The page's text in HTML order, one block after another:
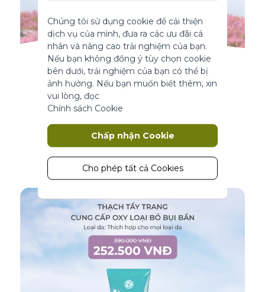
MUA NGAY
thể hoạt động bình thường. Chúng
giúp làm cho một trang web có thể sử
dụng được bằng cách kích hoạt chức
năng cơ bản.
Thông số sản phẩm
Cookie tiếp thị được sử dụng để theo
dõi và thu thập các hành động của
khách truy cập trên trang web. Cookie
lưu trữ dữ liệu người dùng và thông tin
cáo nhắm mục tiêu đến nhiều nhóm
đối tượng hơn. Ngoài ra, trải nghiệm
người dùng tùy chỉnh hơn có thể
được cung cấp theo thông tin thu
thập được.
Thông số sản phẩm
Chúng tôi sử dụng cookie để cải thiện
dịch vụ của mình, đưa ra các ưu đãi cá
nhân và nâng cao trải nghiệm của bạn.
Nếu bạn không đồng ý tùy chọn cookie
bên dưới, trải nghiệm của bạn có thể bị
ảnh hưởng. Nếu bạn muốn biết thêm, xin
vui lòng, đọc
Chính sách Cookie
Chấp nhận Cookie
Cho phép tất cả Cookies